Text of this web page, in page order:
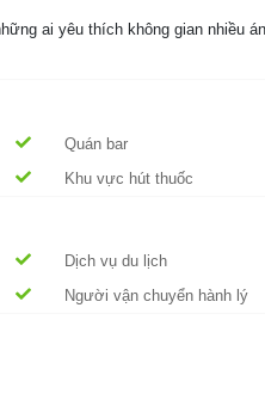
ai yêu thích không gian nhiều
Quán bar
Khu vực hút thuốc
Dịch vụ du lịch
Người vận chuyển hành lý